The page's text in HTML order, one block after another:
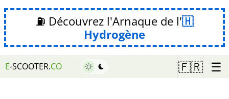
⛽ Découvrez l'Arnaque de l'
Hydrogène
E-SCOOTER.CO 🇫🇷 ☰